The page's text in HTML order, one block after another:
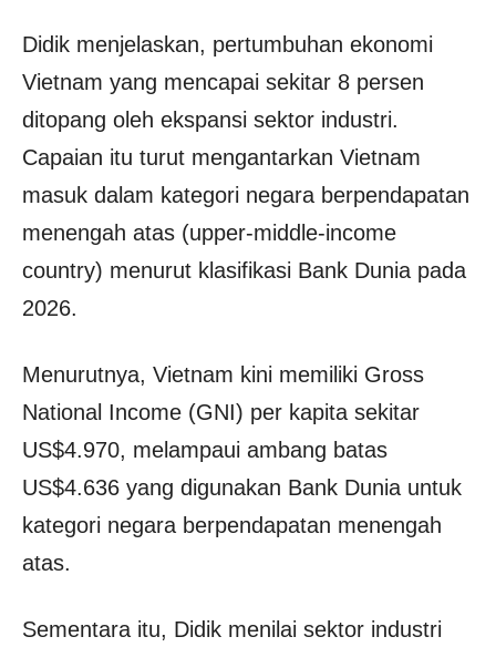
Didik menjelaskan, pertumbuhan ekonomi
Vietnam yang mencapai sekitar 8 persen
ditopang oleh ekspansi sektor industri.
Capaian itu turut mengantarkan Vietnam
masuk dalam kategori negara berpendapatan
menengah atas (upper-middle-income
country) menurut klasifikasi Bank Dunia pada
2026.
Menurutnya, Vietnam kini memiliki Gross
National Income (GNI) per kapita sekitar
US$4.970, melampaui ambang batas
US$4.636 yang digunakan Bank Dunia untuk
kategori negara berpendapatan menengah
atas.
Sementara itu, Didik menilai sektor industri